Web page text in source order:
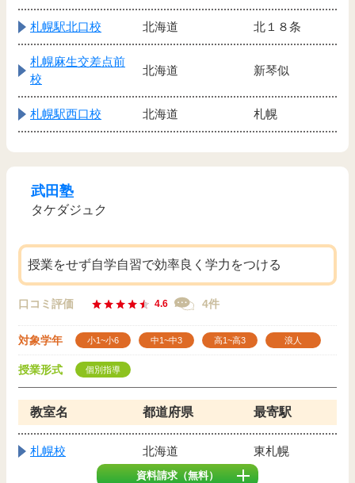
札幌駅北口校 北海道 北１８条
札幌麻生交差点前
校
北海道 新琴似
札幌駅西口校 北海道 札幌
武田塾
タケダジュク
授業をせず自学自習で効率良く学力をつける
口コミ評価 4.6 4件
対象学年 小1~小6 中1~中3 高1~高3 浪人
授業形式 個別指導
教室名 都道府県 最寄駅
札幌校 北海道 東札幌
資料請求（無料）